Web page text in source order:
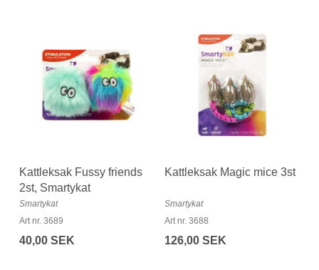
Kattleksak Fussy friends
2st, Smartykat
Smartykat
Art nr. 3689
40,00 SEK
Kattleksak Magic mice 3st
Smartykat
Art nr. 3688
126,00 SEK